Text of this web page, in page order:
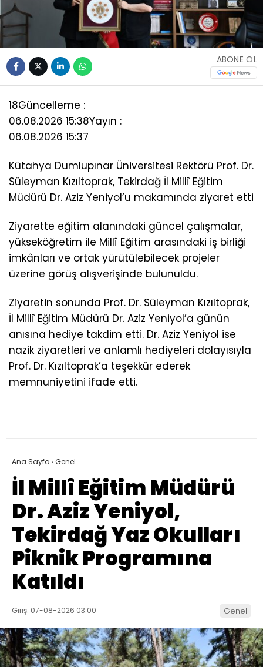
ABONE OL
18Güncelleme :
06.08.2026 15:38Yayın :
06.08.2026 15:37
Kütahya Dumlupınar Üniversitesi Rektörü Prof. Dr.
Süleyman Kızıltoprak, Tekirdağ İl Millî Eğitim
Müdürü Dr. Aziz Yeniyol’u makamında ziyaret etti
Ziyarette eğitim alanındaki güncel çalışmalar,
yükseköğretim ile Millî Eğitim arasındaki iş birliği
imkânları ve ortak yürütülebilecek projeler
üzerine görüş alışverişinde bulunuldu.
Ziyaretin sonunda Prof. Dr. Süleyman Kızıltoprak,
İl Millî Eğitim Müdürü Dr. Aziz Yeniyol’a günün
anısına hediye takdim etti. Dr. Aziz Yeniyol ise
nazik ziyaretleri ve anlamlı hediyeleri dolayısıyla
Prof. Dr. Kızıltoprak’a teşekkür ederek
memnuniyetini ifade etti.
Ana Sayfa ›Genel
İl Millî Eğitim Müdürü
Dr. Aziz Yeniyol,
Tekirdağ Yaz Okulları
Piknik Programına
Katıldı
Giriş: 07-08-2026 03:00 Genel